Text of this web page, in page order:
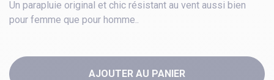
Un parapluie original et chic résistant au vent aussi bien
pour femme que pour homme..
AJOUTER AU PANIER